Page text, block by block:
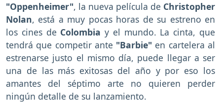
"Oppenheimer", la nueva película de Christopher
Nolan, está a muy pocas horas de su estreno en
los cines de Colombia y el mundo. La cinta, que
tendrá que competir ante "Barbie" en cartelera al
estrenarse justo el mismo día, puede llegar a ser
una de las más exitosas del año y por eso los
amantes del séptimo arte no quieren perder
ningún detalle de su lanzamiento.